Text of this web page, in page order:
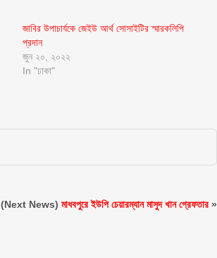
জাবির উপাচার্যকে জেইউ আর্থ সোসাইটির স্মারকলিপি
প্রদান
জুন ২০, ২০২২
In "ঢাকা"
(Next News)মাধবপুরে ইউপি চেয়ারম্যান মাসুদ খান গ্রেফতার»